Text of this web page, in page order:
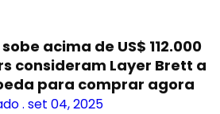
acima de US$ 112.000
consideram Layer Brett a
para comprar agora
. set 04, 2025